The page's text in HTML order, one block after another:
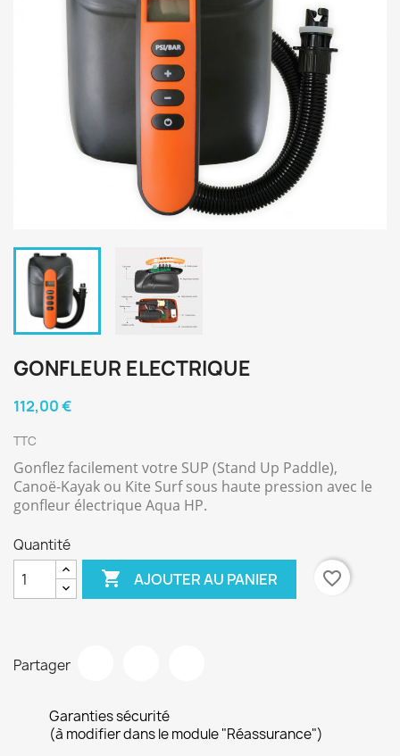
GONFLEUR ELECTRIQUE
112,00 €
TTC
Gonflez facilement votre SUP (Stand Up Paddle),
Canoë-Kayak ou Kite Surf sous haute pression avec le
gonfleur électrique Aqua HP.
Quantité
 AJOUTER AU PANIER favorite_border
Partager
Garanties sécurité
(à modifier dans le module "Réassurance")